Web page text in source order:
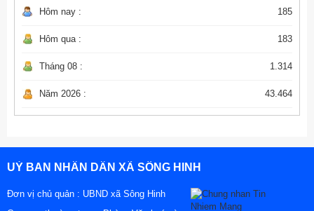
Hôm nay : 185
Hôm qua : 183
Tháng 08 : 1.314
Năm 2026 : 43.464
UỶ BAN NHÂN DÂN XÃ SÔNG HINH
Đơn vị chủ quản : UBND xã Sông Hinh